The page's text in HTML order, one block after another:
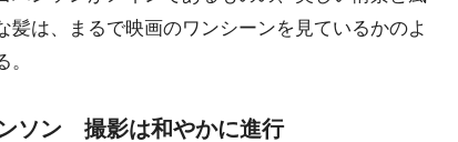
髪は、まるで映画のワンシーンを見ているかのよ
ソン 撮影は和やかに進行